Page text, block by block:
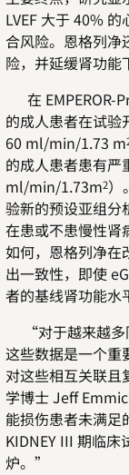
LVEF 大于 40%
合风险。恩格列净
险，并延缓肾功能
在 EMPEROR-
的成人患者在试验
60 ml/min/1.73 m
的成人患者患有严
ml/min/1.73m2）。
验新的预设亚组分
在患或不患慢性肾
如何，恩格列净在
出一致性，即使
者的基线肾功能水
“对于越来越多
这些数据是一个重
对这些相互关联
学博士 Jeff
能损伤患者未满足
KIDNEY III 期临
炉。”